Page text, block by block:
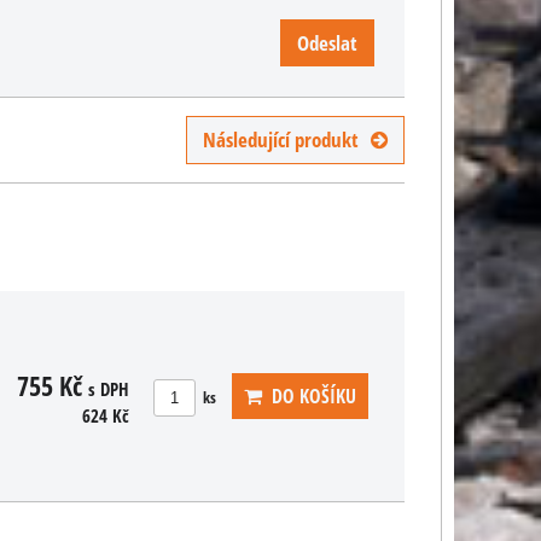
Odeslat
Následující produkt
755 Kč s DPH
624 Kč
ks DO KOŠÍKU